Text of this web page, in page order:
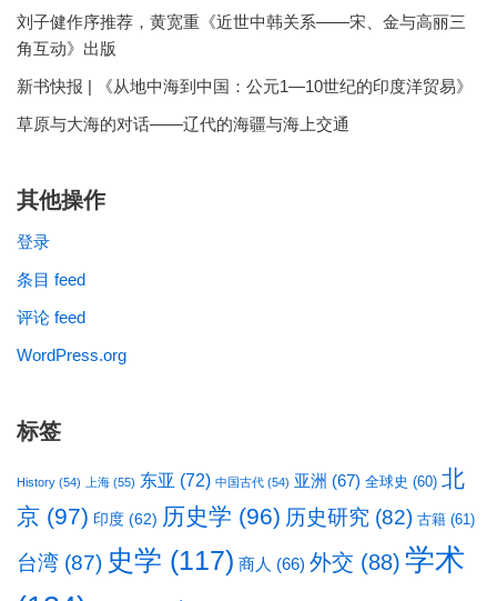
刘子健作序推荐，黄宽重《近世中韩关系——宋、金与高丽三
角互动》出版
新书快报 | 《从地中海到中国：公元1—10世纪的印度洋贸易》
草原与大海的对话——辽代的海疆与海上交通
其他操作
登录
条目 feed
评论 feed
WordPress.org
标签
History (54) 上海 (55) 东亚 (72) 中国古代 (54) 亚洲 (67) 全球史 (60) 北
京 (97) 印度 (62) 历史学 (96) 历史研究 (82) 古籍 (61)
台湾 (87) 史学 (117) 商人 (66) 外交 (88) 学术